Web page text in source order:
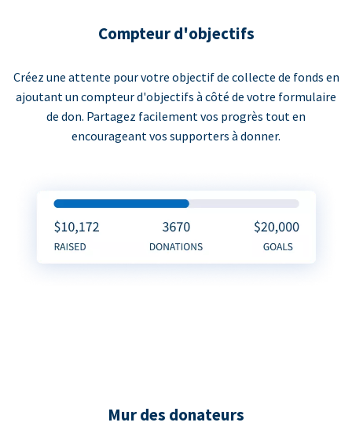
Compteur d'objectifs
Créez une attente pour votre objectif de collecte de fonds en
ajoutant un compteur d'objectifs à côté de votre formulaire
de don. Partagez facilement vos progrès tout en
encourageant vos supporters à donner.
Mur des donateurs